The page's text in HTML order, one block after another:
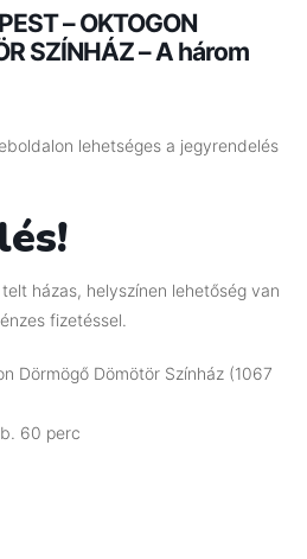
– OKTOGON
SZÍNHÁZ – A három
lehetséges a jegyrendelés
házas, helyszínen lehetőség van
fizetéssel.
Dörmögő Dömötör Színház (1067
60 perc